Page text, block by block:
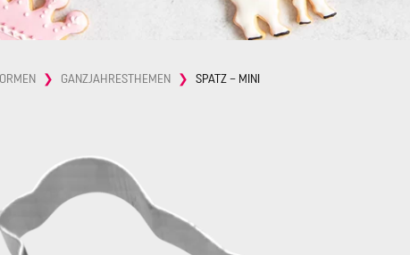
GANZJAHRESTHEMEN SPATZ – MINI